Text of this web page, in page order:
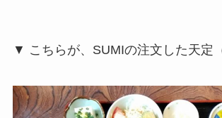
▼ こちらが、SUMIの注文した天定